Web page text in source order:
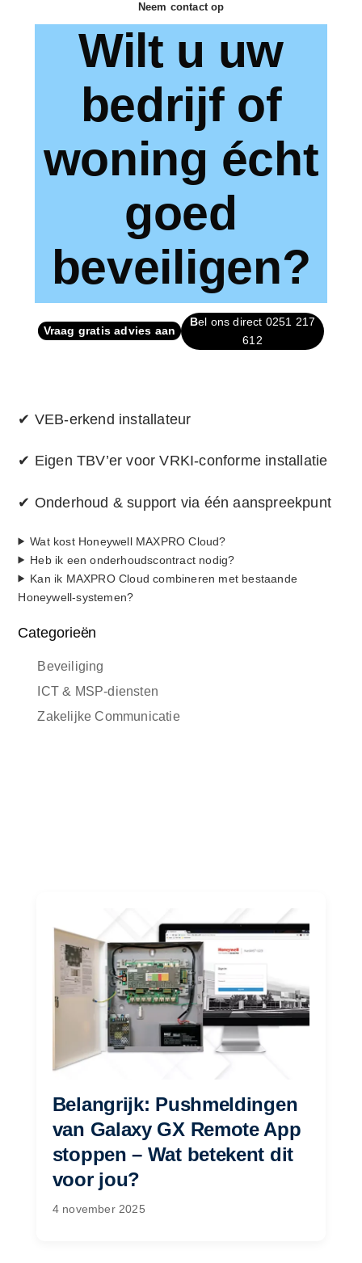
Neem contact op
Wilt u uw
bedrijf of
woning écht
goed
beveiligen?
Vraag gratis advies aan
Bel ons direct 0251 217
612
✔ VEB-erkend installateur
✔ Eigen TBV’er voor VRKI-conforme installatie
✔ Onderhoud & support via één aanspreekpunt
Wat kost Honeywell MAXPRO Cloud?
Heb ik een onderhoudscontract nodig?
Kan ik MAXPRO Cloud combineren met bestaande
Honeywell-systemen?
Categorieën
Beveiliging
ICT & MSP-diensten
Zakelijke Communicatie
Belangrijk: Pushmeldingen
van Galaxy GX Remote App
stoppen – Wat betekent dit
voor jou?
4 november 2025